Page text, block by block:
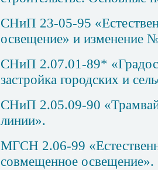
СНиП 23-05-95
освещение» и изменение
СНиП 2.07.01-89*
застройка городских и
СНиП 2.05.09-90
линии».
МГСН 2.06-99
совмещенное освещение».